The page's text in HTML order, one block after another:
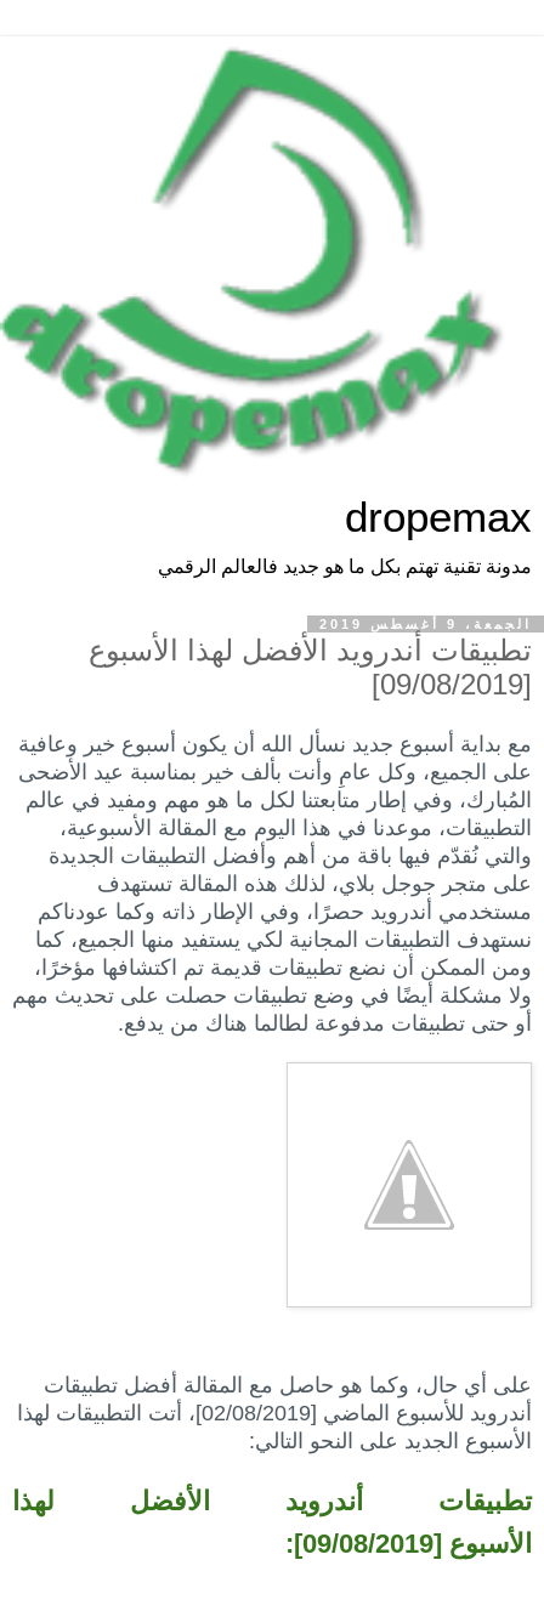
dropemax
مدونة تقنية تهتم بكل ما هو جديد فالعالم الرقمي
الجمعة، 9 أغسطس 2019
تطبيقات أندرويد الأفضل لهذا الأسبوع
[09/08/2019]
مع بداية أسبوع جديد نسأل الله أن يكون أسبوع خير وعافية
على الجميع، وكل عامٍ وأنت بألف خير بمناسبة عيد الأضحى
المُبارك، وفي إطار متابعتنا لكل ما هو مهم ومفيد في عالم
التطبيقات، موعدنا في هذا اليوم مع المقالة الأسبوعية،
والتي نُقدّم فيها باقة من أهم وأفضل التطبيقات الجديدة
على متجر جوجل بلاي، لذلك هذه المقالة تستهدف
مستخدمي أندرويد حصرًا، وفي الإطار ذاته وكما عودناكم
نستهدف التطبيقات المجانية لكي يستفيد منها الجميع، كما
ومن الممكن أن نضع تطبيقات قديمة تم اكتشافها مؤخرًا،
ولا مشكلة أيضًا في وضع تطبيقات حصلت على تحديث مهم
أو حتى تطبيقات مدفوعة لطالما هناك من يدفع.
على أي حال، وكما هو حاصل مع المقالة أفضل تطبيقات
أندرويد للأسبوع الماضي [02/08/2019]، أتت التطبيقات لهذا
الأسبوع الجديد على النحو التالي:
تطبيقات أندرويد الأفضل لهذا
الأسبوع [09/08/2019]: